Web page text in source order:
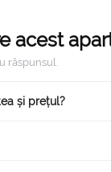
acest
răspunsul.
și prețul?